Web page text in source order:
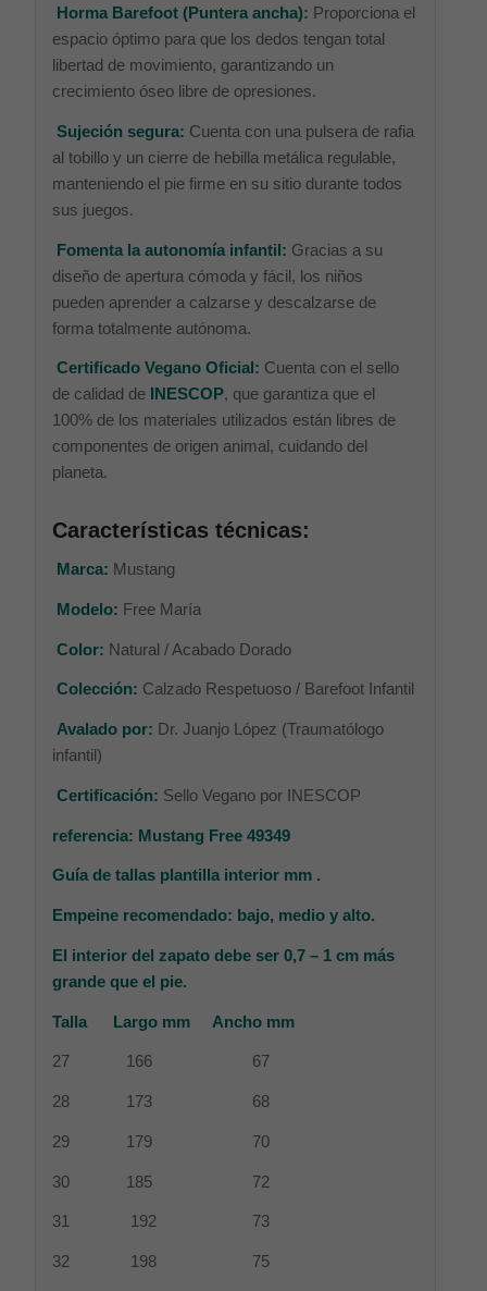
Horma Barefoot (Puntera ancha): Proporciona el
espacio óptimo para que los dedos tengan total
libertad de movimiento, garantizando un
crecimiento óseo libre de opresiones.
Sujeción segura: Cuenta con una pulsera de rafia
al tobillo y un cierre de hebilla metálica regulable,
manteniendo el pie firme en su sitio durante todos
sus juegos.
Fomenta la autonomía infantil: Gracias a su
diseño de apertura cómoda y fácil, los niños
pueden aprender a calzarse y descalzarse de
forma totalmente autónoma.
Certificado Vegano Oficial: Cuenta con el sello
de calidad de INESCOP, que garantiza que el
100% de los materiales utilizados están libres de
componentes de origen animal, cuidando del
planeta.
Características técnicas:
Marca: Mustang
Modelo: Free María
Color: Natural / Acabado Dorado
Colección: Calzado Respetuoso / Barefoot Infantil
Avalado por: Dr. Juanjo López (Traumatólogo
infantil)
Certificación: Sello Vegano por INESCOP
referencia: Mustang Free49349
Guía de tallas plantilla interior mm .
Empeine recomendado: bajo, medio y alto.
El interior del zapato debe ser 0,7 – 1 cm más
grande que el pie.
Talla Largo mm Ancho mm
27 166 67
28 173 68
29 179 70
30 185 72
31 192 73
32 198 75